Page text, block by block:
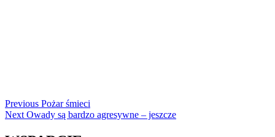
Continue
Reading
Previous Pożar śmieci
Next Owady są bardzo agresywne – jeszcze